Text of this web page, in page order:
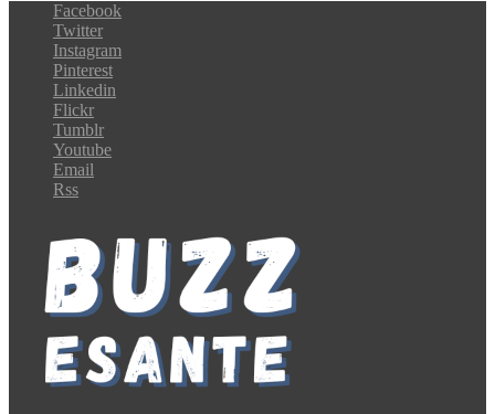
Facebook
Twitter
Instagram
Pinterest
Linkedin
Flickr
Tumblr
Youtube
Email
Rss